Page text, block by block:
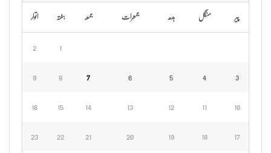
پیر منگل بدھ جمعرات جمعہ ہفتہ اتوار
1
2
3
4
5
6
7
8
9
10
11
12
13
14
15
16
17
18
19
20
21
22
23